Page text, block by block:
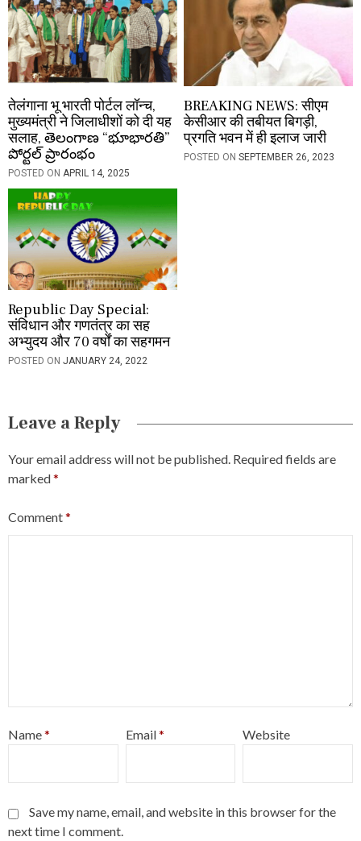
तेलंगाना भू भारती पोर्टल लॉन्च,
मुख्यमंत्री ने जिलाधीशों को दी यह
सलाह, తెలంగాణ “భూభారతి”
పోర్టల్ ప్రారంభం
POSTED ON APRIL 14, 2025
BREAKING NEWS: सीएम
केसीआर की तबीयत बिगड़ी,
प्रगति भवन में ही इलाज जारी
POSTED ONSEPTEMBER 26, 2023
Republic Day Special:
संविधान और गणतंत्र का सह
अभ्युदय और 70 वर्षों का सहगमन
POSTED ON JANUARY 24, 2022
Leave a Reply
Your email address will not be published. Required fields are
marked*
Comment*
Name* Email* Website
Save my name, email, and website in this browser for the
next time I comment.